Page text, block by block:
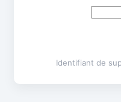
Identifiant de